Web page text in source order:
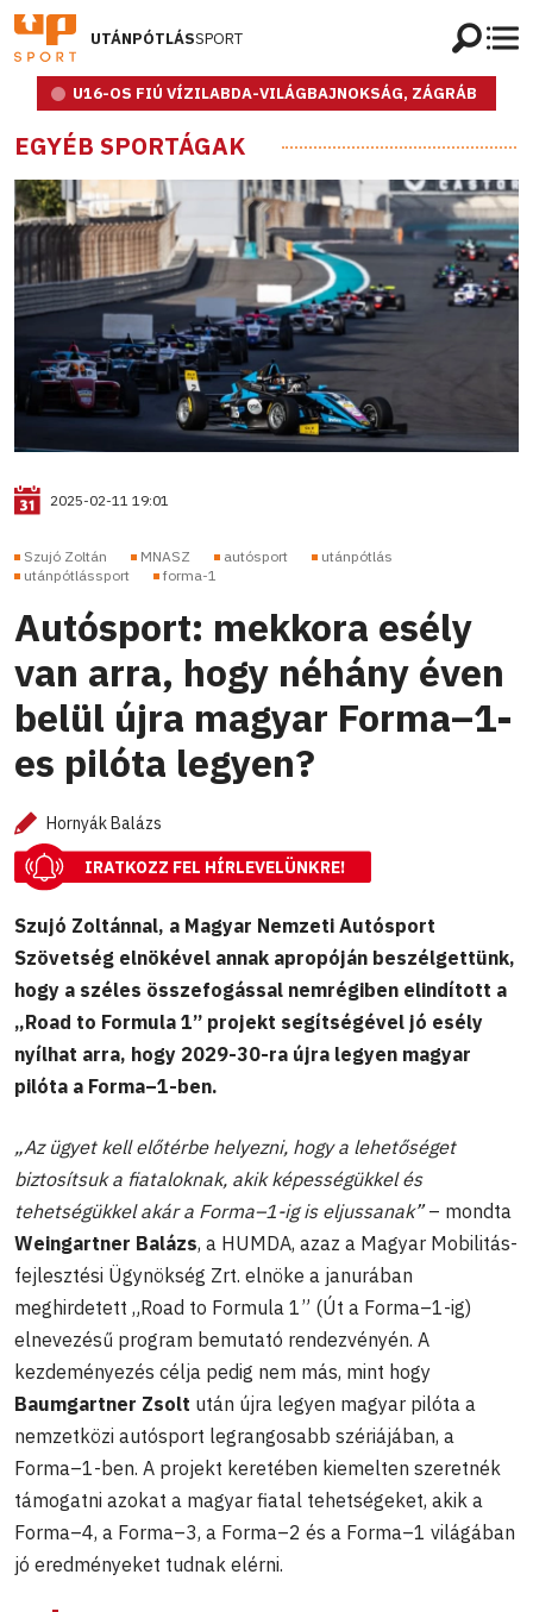
UTÁNPÓTLÁSSPORT
U16-OS FIÚ VÍZILABDA-VILÁGBAJNOKSÁG, ZÁGRÁB
EGYÉB SPORTÁGAK
2025-02-11 19:01
Szujó Zoltán MNASZ autósport
utánpótlás
utánpótlássport
forma-1
Autósport: mekkora esély
van arra, hogy néhány éven
belül újra magyar Forma–1-
es pilóta legyen?
Hornyák Balázs
IRATKOZZ FEL HÍRLEVELÜNKRE!
Szujó Zoltánnal, a Magyar Nemzeti Autósport
Szövetség elnökével annak apropóján beszélgettünk,
hogy a széles összefogással nemrégiben elindított a
„Road to Formula 1” projekt segítségével jó esély
nyílhat arra, hogy 2029-30-ra újra legyen magyar
pilóta a Forma–1-ben.
„Az ügyet kell előtérbe helyezni, hogy a lehetőséget
biztosítsuk a fiataloknak, akik képességükkel és
tehetségükkel akár a Forma–1-ig is eljussanak”– mondta
Weingartner Balázs, a HUMDA, azaz a Magyar Mobilitás-
fejlesztési Ügynökség Zrt. elnöke a janurában
meghirdetett „Road to Formula 1” (Út a Forma–1-ig)
elnevezésű program bemutató rendezvényén. A
kezdeményezés célja pedig nem más, mint hogy
Baumgartner Zsolt után újra legyen magyar pilóta a
nemzetközi autósport legrangosabb szériájában, a
Forma–1-ben. A projekt keretében kiemelten szeretnék
támogatni azokat a magyar fiatal tehetségeket, akik a
Forma–4, a Forma–3, a Forma–2 és a Forma–1 világában
jó eredményeket tudnak elérni.